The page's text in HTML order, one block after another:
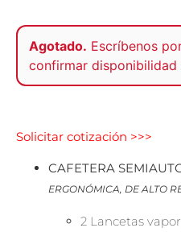
Agotado. Escríbenos
confirmar disponibilidad
Solicitar cotización >>>
CAFETERA
ERGONÓMICA, DE ALTO
2 Lancetas